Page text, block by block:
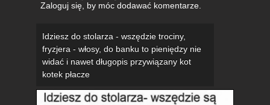
Zaloguj się, by móc dodawać komentarze.
Idziesz do stolarza - wszędzie trociny,
fryzjera - włosy, do banku to pieniędzy nie
widać i nawet długopis przywiązany kot
kotek płacze